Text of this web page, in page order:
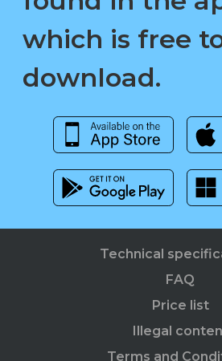
which is free
download.
Technical
FAQ
Price list
Illegal
Terms and